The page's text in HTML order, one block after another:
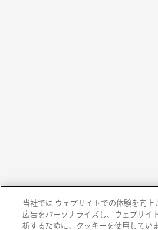
当社では ウェブサイトでの体験を向上
広告をパーソナライズし、ウェブサイ
析するために、クッキーを使用していま